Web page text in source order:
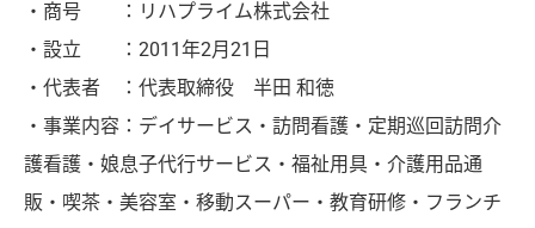
・商号 ：リハプライム株式会社
・設立 ：2011年2月21日
・代表者 ：代表取締役 半田 和徳
・事業内容：デイサービス・訪問看護・定期巡回訪問介
護看護・娘息子代行サービス・福祉用具・介護用品通
販・喫茶・美容室・移動スーパー・教育研修・フランチ